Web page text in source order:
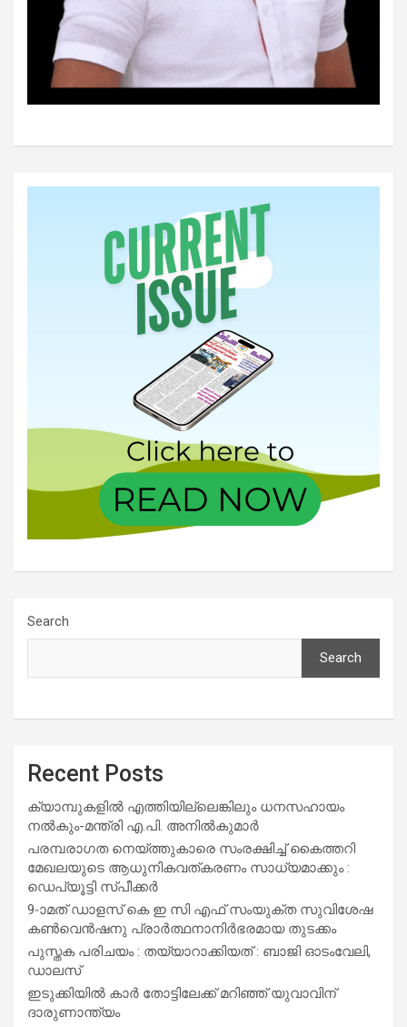
Search
Search
Recent Posts
ക്യാമ്പുകളിൽ എത്തിയില്ലെങ്കിലും ധനസഹായം
നൽകും-മന്ത്രി എ.പി. അനിൽകുമാർ
പരമ്പരാഗത നെയ്ത്തുകാരെ സംരക്ഷിച്ച് കൈത്തറി
മേഖലയുടെ ആധുനികവത്കരണം സാധ്യമാക്കും :
ഡെപ്യൂട്ടി സ്പീക്കർ
9-ാമത് ഡാളസ് കെ ഇ സി എഫ് സംയുക്ത സുവിശേഷ
കൺവെൻഷനു പ്രാർത്ഥനാനിർഭരമായ തുടക്കം
പുസ്തക പരിചയം : തയ്യാറാക്കിയത് : ബാജി ഓടംവേലി,
ഡാലസ്
ഇടുക്കിയിൽ കാർ തോട്ടിലേക്ക് മറിഞ്ഞ് യുവാവിന്
ദാരുണാന്ത്യം